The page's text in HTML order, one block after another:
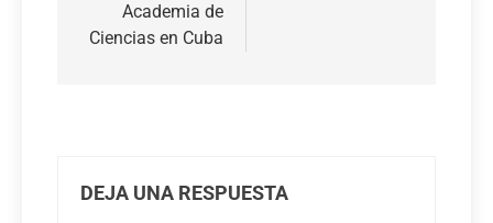
Academia de
Ciencias en Cuba
DEJA UNA RESPUESTA